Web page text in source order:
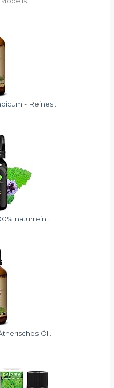
- Reines...
naturrein...
Öl...